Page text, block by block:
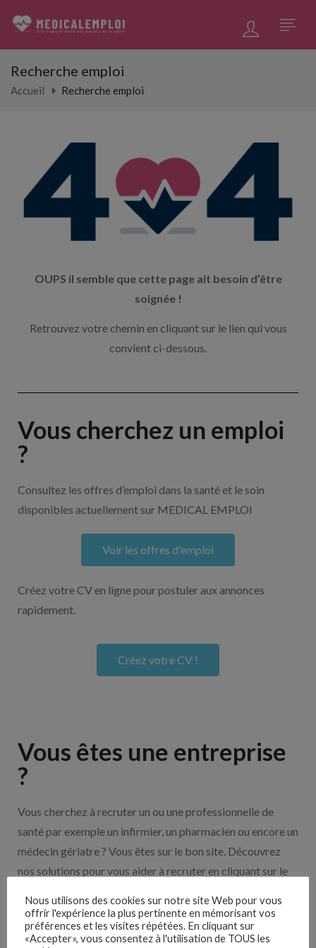
Recherche emploi
Accueil Recherche emploi
OUPS il semble que cette page ait besoin d’être
soignée !
Retrouvez votre chemin en cliquant sur le lien qui vous
convient ci-dessous.
Vous cherchez un emploi
?
Consultez les offres d’emploi dans la santé et le soin
disponibles actuellement sur MEDICAL EMPLOI
Voir les offres d'emploi
Créez votre CV en ligne pour postuler aux annonces
rapidement.
Créez votre CV !
Vous êtes une entreprise
?
Vous cherchez à recruter un ou une professionnelle de
santé par exemple un infirmier, un pharmacien ou encore un
médecin gériatre ? Vous êtes sur le bon site. Découvrez
nos solutions pour vous aider à recruter en cliquant sur le
Nos solutions entreprises
Nous utilisons des cookies sur notre site Web pour vous
offrir l'expérience la plus pertinente en mémorisant vos
préférences et les visites répétées. En cliquant sur
«Accepter», vous consentez à l'utilisation de TOUS les